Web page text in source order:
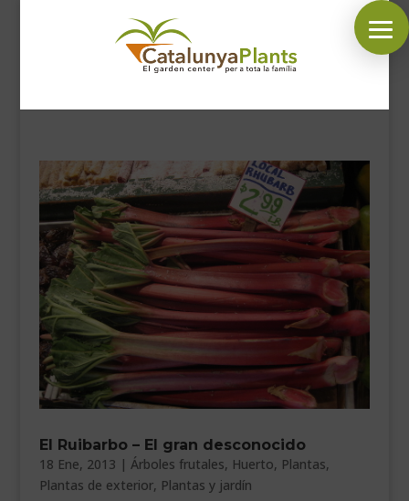
SÍGUENOS EN:
PLANTAS
COMPLEMENTOS JARDÍN
MASCOTAS
DECORACIÓN
HORARIO GARDEN
CONTACTAR
BLOG
VEURE EN CATALÀ
El Ruibarbo – El gran desconocido
18 Ene, 2013 | Árboles frutales, Huerto, Plantas,
Plantas de exterior, Plantas y jardín